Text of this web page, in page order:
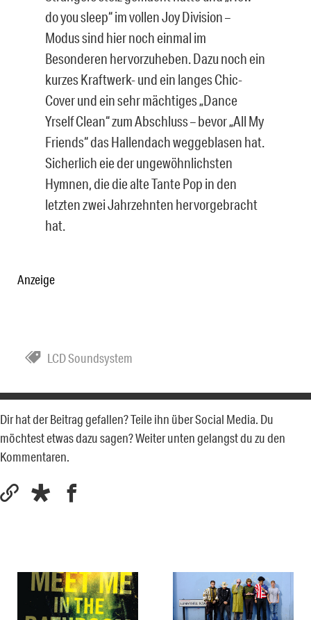
do you sleep“ im vollen Joy Division –
Modus sind hier noch einmal im
Besonderen hervorzuheben. Dazu noch ein
kurzes Kraftwerk- und ein langes Chic-
Cover und ein sehr mächtiges „Dance
Yrself Clean“ zum Abschluss – bevor „All My
Friends“ das Hallendach weggeblasen hat.
Sicherlich eie der ungewöhnlichsten
Hymnen, die die alte Tante Pop in den
letzten zwei Jahrzehnten hervorgebracht
hat.
Anzeige
LCD Soundsystem
Dir hat der Beitrag gefallen? Teile ihn über Social Media. Du
möchtest etwas dazu sagen? Weiter unten gelangst du zu den
Kommentaren.